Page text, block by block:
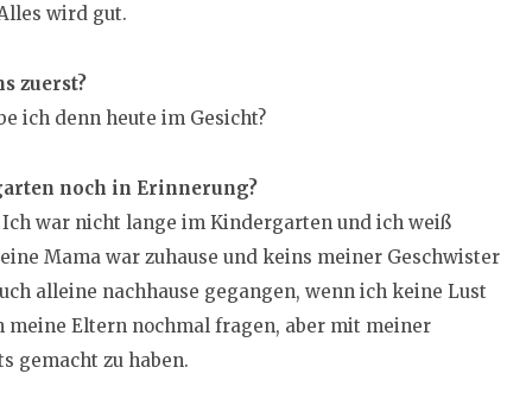
wird gut.
zuerst?
ich denn heute im Gesicht?
noch in Erinnerung?
war nicht lange im Kindergarten und ich weiß
Mama war zuhause und keins meiner Geschwister
alleine nachhause gegangen, wenn ich keine Lust
Eltern nochmal fragen, aber mit meiner
gemacht zu haben.